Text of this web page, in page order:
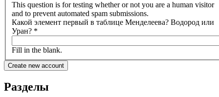
This question is for testing whether or not you are a human visitor
and to prevent automated spam submissions.
Какой элемент первый в таблице Менделеева? Водород или
Уран? *
Fill in the blank.
Разделы